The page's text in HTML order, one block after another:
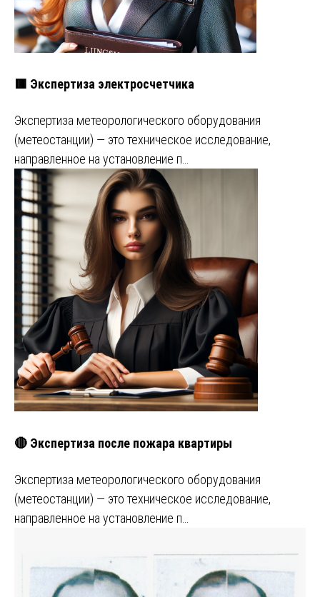
🟥 Экспертиза электросчетчика
Экспертиза метеорологического оборудования
(метеостанции) — это техническое исследование,
направленное на установление п…
🔴 Экспертиза после пожара квартиры
Экспертиза метеорологического оборудования
(метеостанции) — это техническое исследование,
направленное на установление п…